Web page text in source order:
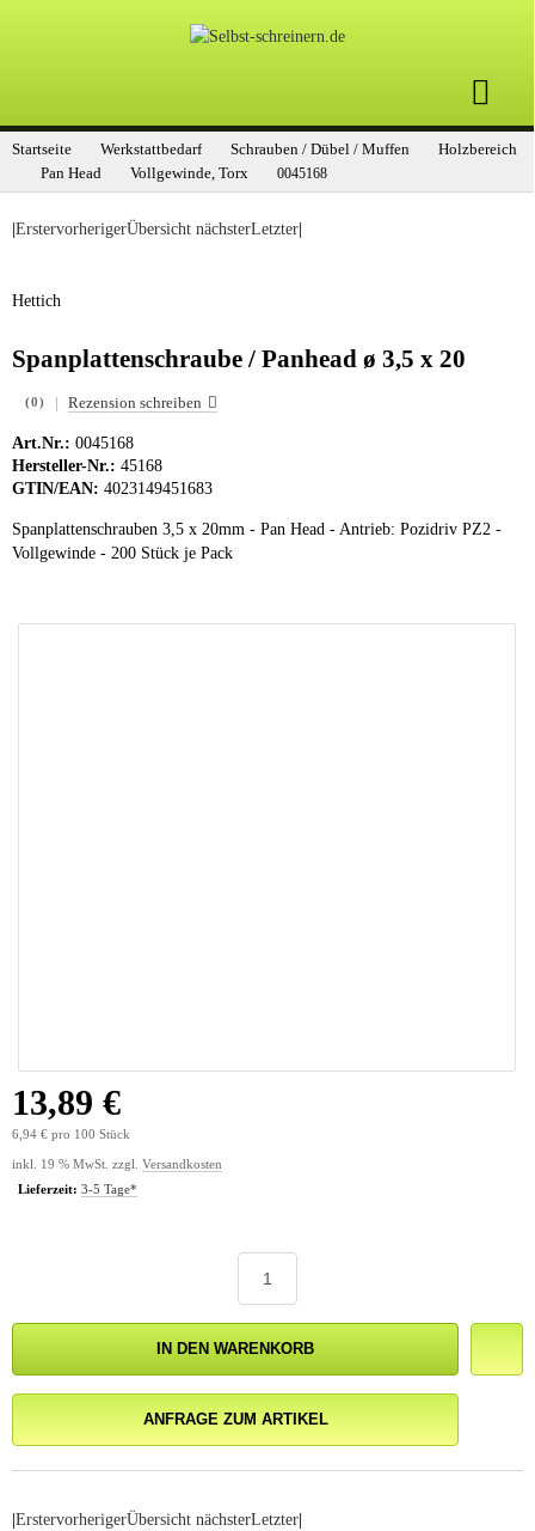
Startseite Werkstattbedarf Schrauben / Dübel / Muffen
Holzbereich
Pan Head
Vollgewinde, Torx 0045168
|ErstervorherigerÜbersicht nächsterLetzter|
Hettich
Spanplattenschraube / Panhead ø 3,5 x 20
(0) | Rezension schreiben
Art.Nr.: 0045168
Hersteller-Nr.: 45168
GTIN/EAN: 4023149451683
Spanplattenschrauben 3,5 x 20mm - Pan Head - Antrieb: Pozidriv PZ2 -
Vollgewinde - 200 Stück je Pack
13,89 €
6,94 € pro 100 Stück
inkl. 19 % MwSt. zzgl. Versandkosten
Lieferzeit: 3-5 Tage*
IN DEN WARENKORB
ANFRAGE ZUM ARTIKEL
|ErstervorherigerÜbersicht nächsterLetzter|